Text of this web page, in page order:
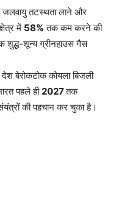
जलवायु तटस्थता लाने और
में 58% तक कम करने की
शुद्ध-शून्य ग्रीनहाउस गैस
देश बेरोकटोक कोयला बिजली
पहले ही2027तक
की पहचान कर चुका है।